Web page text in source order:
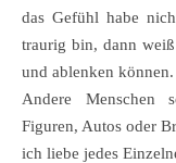
das Gefühl habe
traurig bin, dann
und ablenken können.
Andere Menschen
Figuren, Autos oder
ich liebe jedes